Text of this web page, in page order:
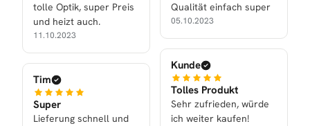
tolle Optik, super Preis
und heizt auch.
11.10.2023
Tim
Super
Lieferung schnell und
Qualität einfach super
05.10.2023
Kunde
Tolles Produkt
Sehr zufrieden, würde
ich weiter kaufen!